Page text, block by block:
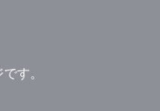
す。